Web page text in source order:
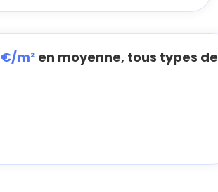
€/m² en moyenne, tous types de